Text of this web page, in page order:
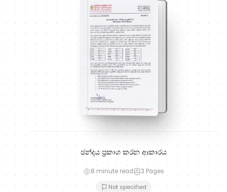
ඡන්දය ප්‍රකාශ කරන ආකාරය
8 minute read 3 Pages
Not specified